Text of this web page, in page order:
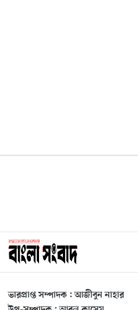
ভারপ্রাপ্ত সম্পাদক : আজীবুন নাহার